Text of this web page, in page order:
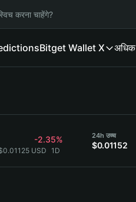
करना चाहेंगे?
Bitget Wallet X अधिक
-2.35%
USD 1D
24h उच्च
$0.01152